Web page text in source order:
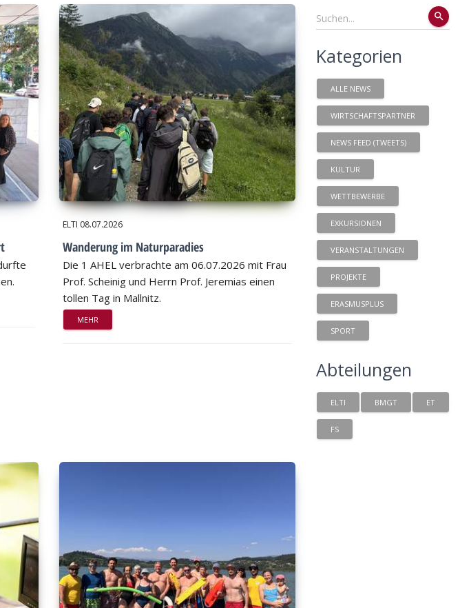
ELTI 08.07.2026
Wanderung im Naturparadies
Die 1 AHEL verbrachte am 06.07.2026 mit Frau
Prof. Scheinig und Herrn Prof. Jeremias einen
tollen Tag in Mallnitz.
MEHR
search
Kategorien
ALLE NEWS
WIRTSCHAFTSPARTNER
NEWS FEED (TWEETS)
KULTUR
WETTBEWERBE
EXKURSIONEN
VERANSTALTUNGEN
PROJEKTE
ERASMUSPLUS
SPORT
Abteilungen
ELTI BMGT ET
FS